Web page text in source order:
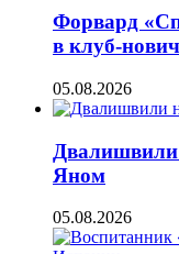
Форвард
в клуб-
05.08.2026
Двалишвили
Яном
05.08.2026